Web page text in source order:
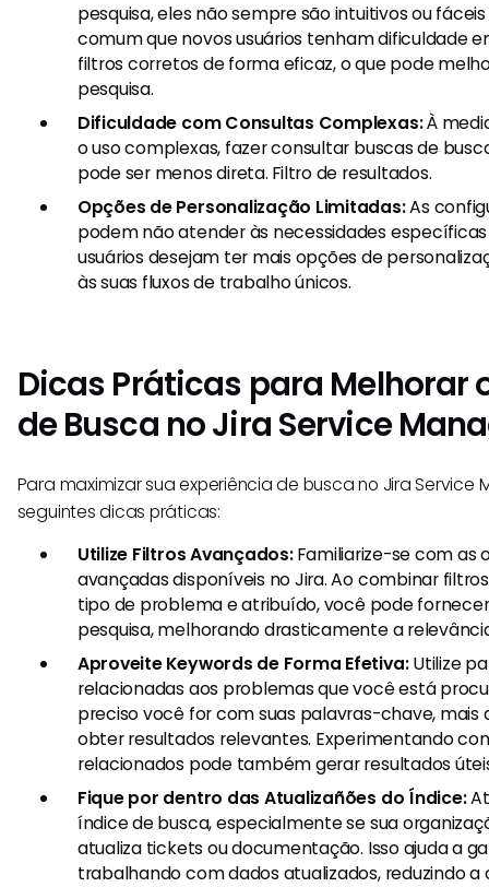
pesquisa, eles não sempre são intuitivos ou
comum que novos usuários tenham dificuldade
filtros corretos de forma eficaz, o que pode
pesquisa.
Dificuldade com Consultas Complexas:À
o uso complexas, fazer consultar buscas de
pode ser menos direta. Filtro de resultados.
Opções de Personalização Limitadas:As
podem não atender às necessidades específicas
usuários desejam ter mais opções de
às suas fluxos de trabalho únicos.
Dicas Práticas para Melhorar
de Busca no Jira Service
Para maximizar sua experiência de busca no Jira Service
seguintes dicas práticas:
Utilize Filtros Avançados:Familiarize-se com as
avançadas disponíveis no Jira. Ao combinar
tipo de problema e atribuído, você pode
pesquisa, melhorando drasticamente a
Aproveite Keywords de Forma Efetiva:Utilize
relacionadas aos problemas que você está
preciso você for com suas palavras-chave, mais
obter resultados relevantes. Experimentando
relacionados pode também gerar resultados
Fique por dentro das Atualizañões do Índice:
índice de busca, especialmente se sua
atualiza tickets ou documentação. Isso ajuda a
trabalhando com dados atualizados, reduzindo